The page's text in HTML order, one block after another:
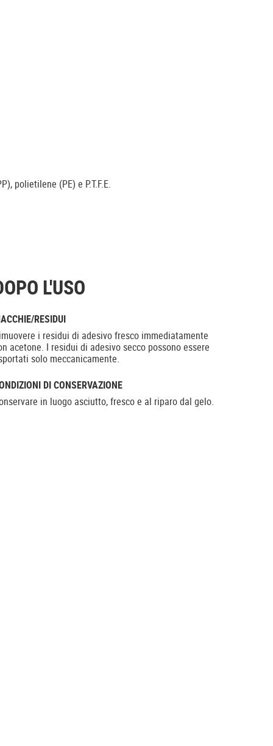
polietilene (PE) e P.T.F.E.
L'USO
RESIDUI
i residui di adesivo fresco immediatamente
acetone. I residui di adesivo secco possono essere
solo meccanicamente.
DI CONSERVAZIONE
in luogo asciutto, fresco e al riparo dal gelo.